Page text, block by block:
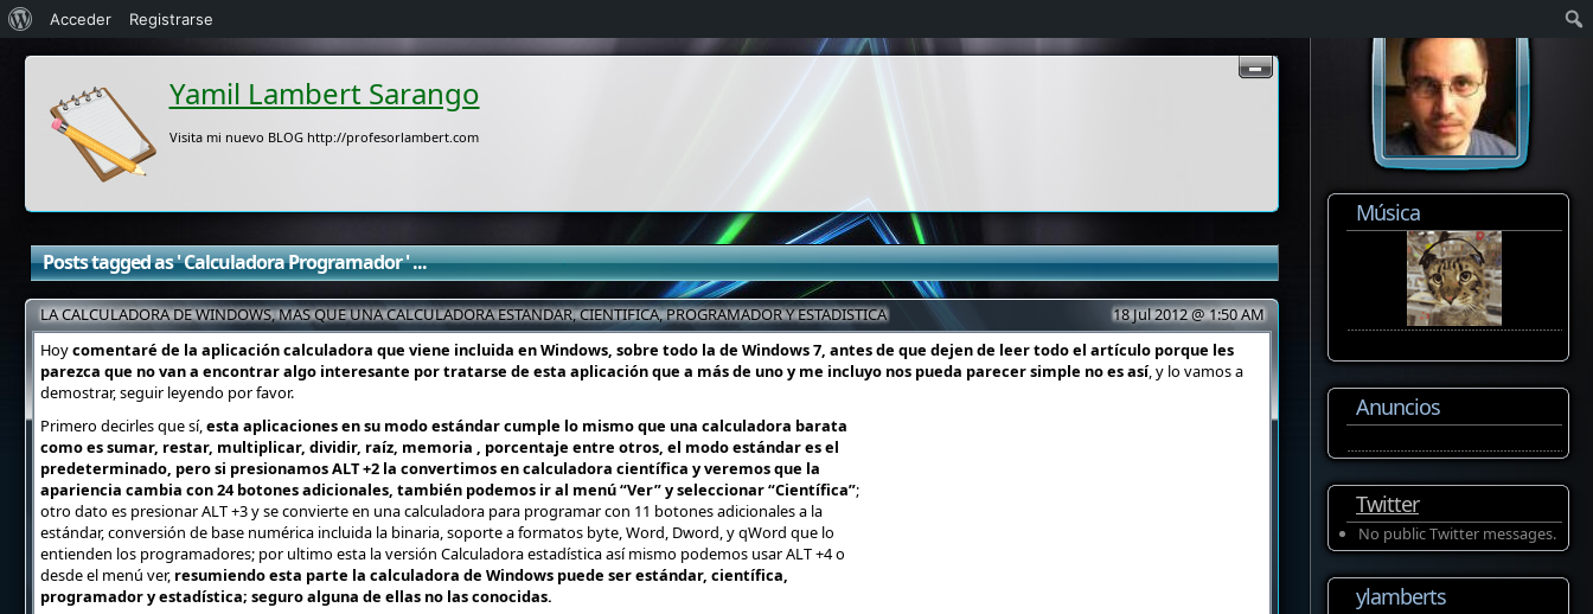
Yamil Lambert Sarango
Visita mi nuevo BLOG http://profesorlambert.com
Posts tagged as ' Calculadora Programador ' ...
LA CALCULADORA DE WINDOWS, MAS QUE UNA CALCULADORA ESTANDAR, CIENTIFICA, PROGRAMADOR Y ESTADISTICA
18 Jul 2012 @ 1:50 AM
Hoycomentaré de la aplicación calculadora que viene incluida en Windows, sobre todo la de Windows 7, antes de que dejen de leer todo el artículo porque les
parezca que no van a encontrar algo interesante por tratarse de esta aplicación que a más de uno y me incluyo nos pueda parecer simple no es así, y lo vamos a
demostrar, seguir leyendo por favor.
Primero decirles que sí,esta aplicaciones en su modo estándar cumple lo mismo que una calculadora barata
como es sumar, restar, multiplicar, dividir, raíz, memoria , porcentaje entre otros, el modo estándar es el
predeterminado, pero si presionamos ALT +2 la convertimos en calculadora científica y veremos que la
apariencia cambia con 24 botones adicionales, también podemos ir al menú “Ver” y seleccionar “Científica”;
otro dato es presionar ALT +3 y se convierte en una calculadora para programar con 11 botones adicionales a la
estándar, conversión de base numérica incluida la binaria, soporte a formatos byte, Word, Dword, y qWord que lo
entienden los programadores; por ultimo esta la versión Calculadora estadística así mismo podemos usar ALT +4 o
desde el menú ver, resumiendo esta parte la calculadora de Windows puede ser estándar, científica,
programador y estadística; seguro alguna de ellas no las conocidas.
Música
Anuncios
Twitter
No public Twitter messages.
ylamberts
Acerca
de
WordPress
Acceder Registrarse